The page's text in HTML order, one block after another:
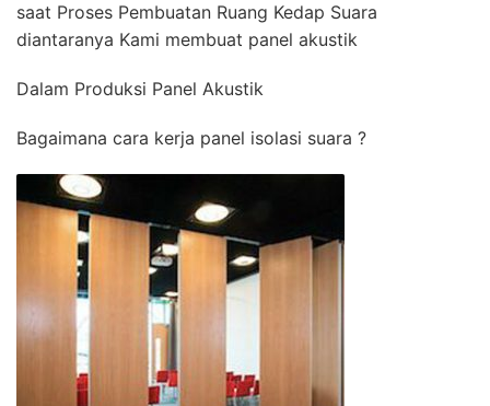
saat Proses Pembuatan Ruang Kedap Suara
diantaranya Kami membuat panel akustik
Dalam Produksi Panel Akustik
Bagaimana cara kerja panel isolasi suara ?